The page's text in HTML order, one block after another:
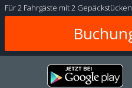
Für2 Fahrgäste mit2 Gepäckstücken